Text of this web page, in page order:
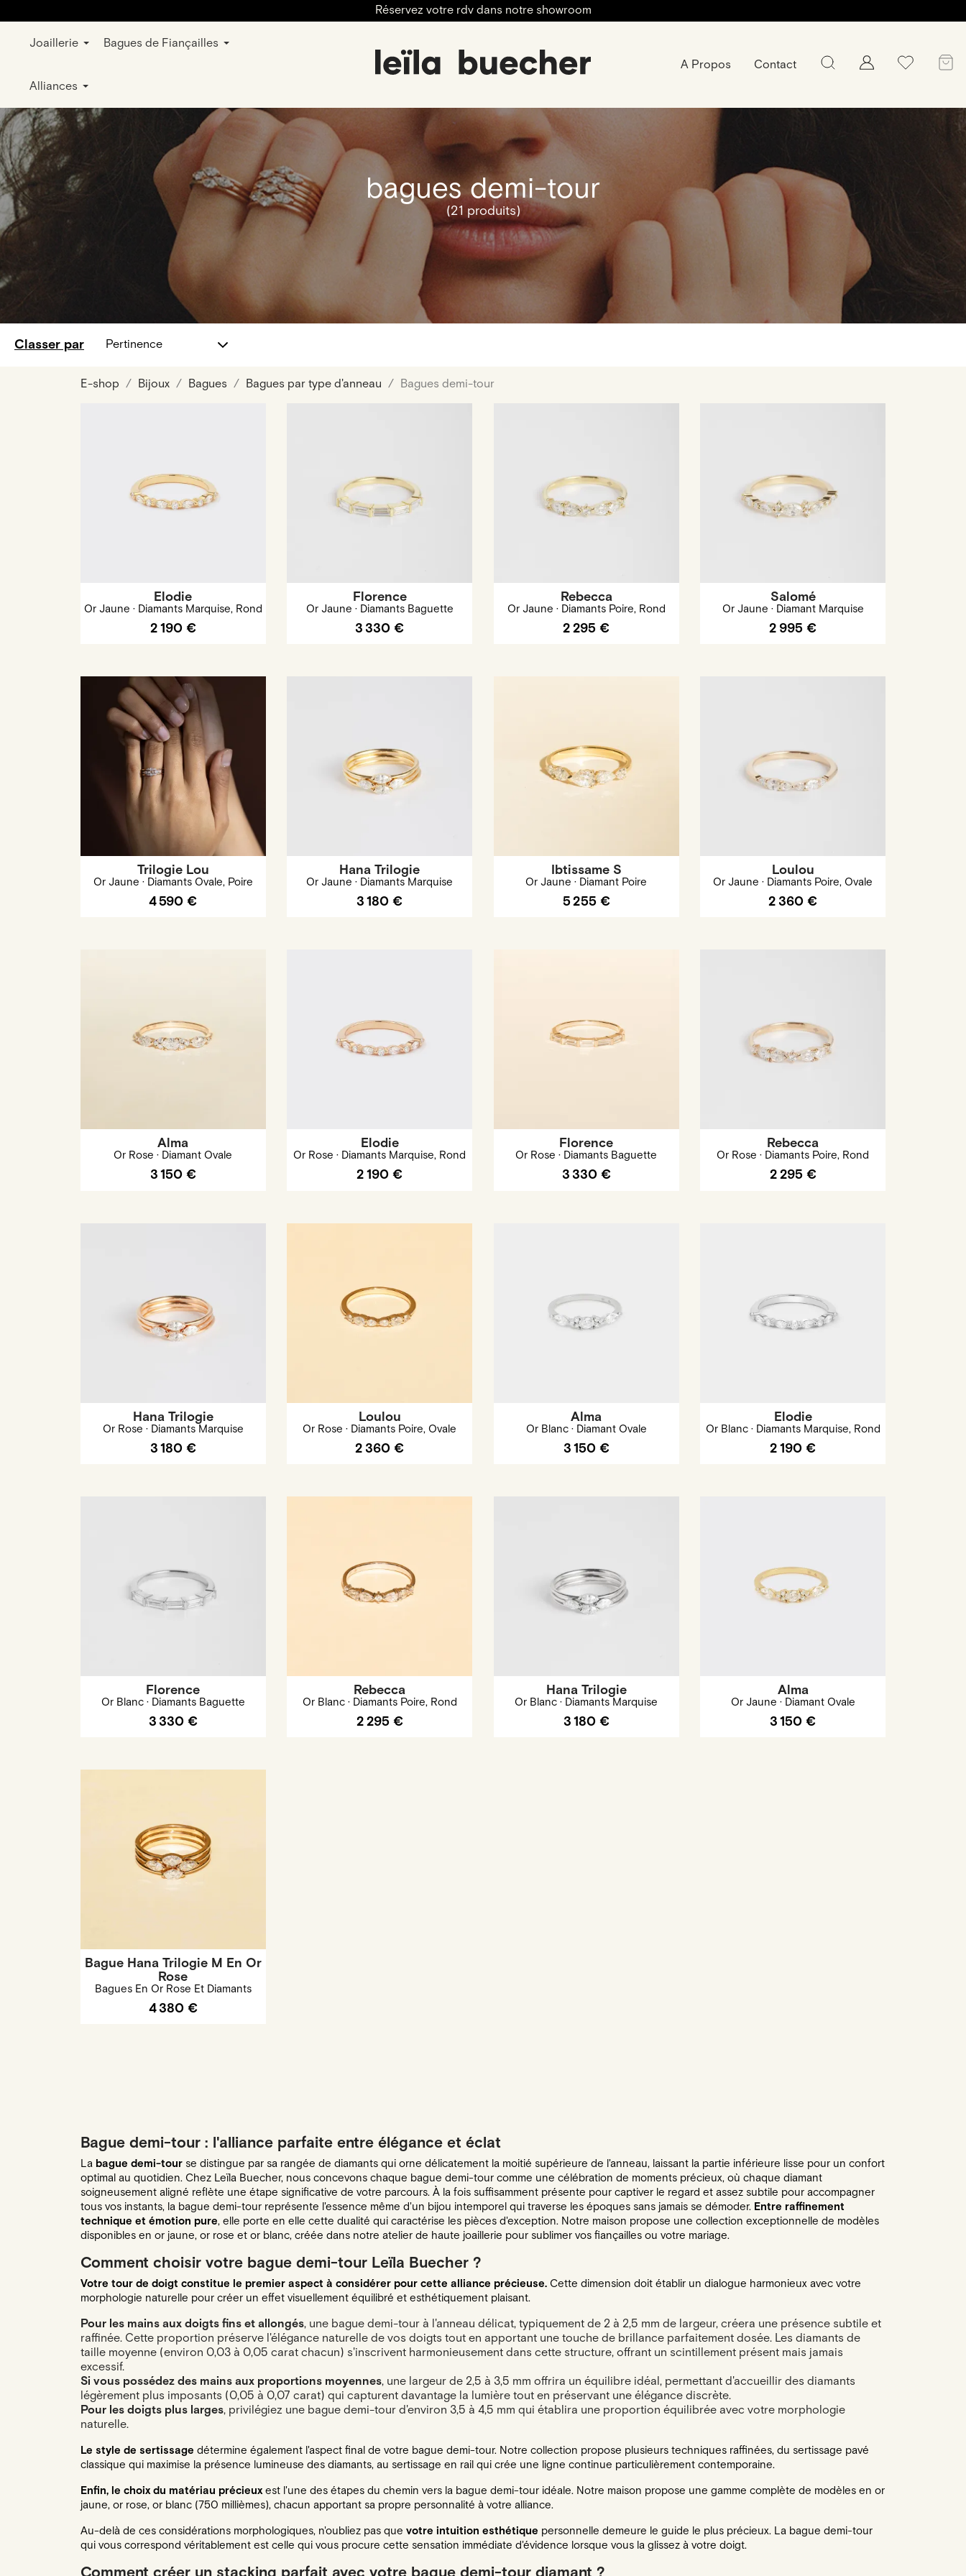
Réservez votre rdv dans notre showroom
Joaillerie Bagues de Fiançailles
Alliances
A Propos Contact
bagues demi-tour
(21 produits)
Classer par Pertinence
E-shop Bijoux Bagues Bagues par type d'anneau Bagues demi-tour
Elodie
Or Jaune · Diamants Marquise, Rond
2 190 €
Florence
Or Jaune · Diamants Baguette
3 330 €
Rebecca
Or Jaune · Diamants Poire, Rond
2 295 €
Salomé
Or Jaune · Diamant Marquise
2 995 €
Trilogie Lou
Or Jaune · Diamants Ovale, Poire
4 590 €
Hana Trilogie
Or Jaune · Diamants Marquise
3 180 €
Ibtissame S
Or Jaune · Diamant Poire
5 255 €
Loulou
Or Jaune · Diamants Poire, Ovale
2 360 €
Alma
Or Rose · Diamant Ovale
3 150 €
Elodie
Or Rose · Diamants Marquise, Rond
2 190 €
Florence
Or Rose · Diamants Baguette
3 330 €
Rebecca
Or Rose · Diamants Poire, Rond
2 295 €
Hana Trilogie
Or Rose · Diamants Marquise
3 180 €
Loulou
Or Rose · Diamants Poire, Ovale
2 360 €
Alma
Or Blanc · Diamant Ovale
3 150 €
Elodie
Or Blanc · Diamants Marquise, Rond
2 190 €
Florence
Or Blanc · Diamants Baguette
3 330 €
Rebecca
Or Blanc · Diamants Poire, Rond
2 295 €
Hana Trilogie
Or Blanc · Diamants Marquise
3 180 €
Alma
Or Jaune · Diamant Ovale
3 150 €
Bague Hana Trilogie M En Or
Rose
Bagues En Or Rose Et Diamants
4 380 €
Bague demi-tour : l'alliance parfaite entre élégance et éclat
La bague demi-tour se distingue par sa rangée de diamants qui orne délicatement la moitié supérieure de l'anneau, laissant la partie inférieure lisse pour un confort
optimal au quotidien. Chez Leïla Buecher, nous concevons chaque bague demi-tour comme une célébration de moments précieux, où chaque diamant
soigneusement aligné reflète une étape significative de votre parcours. À la fois suffisamment présente pour captiver le regard et assez subtile pour accompagner
tous vos instants, la bague demi-tour représente l'essence même d'un bijou intemporel qui traverse les époques sans jamais se démoder. Entre raffinement
technique et émotion pure, elle porte en elle cette dualité qui caractérise les pièces d'exception. Notre maison propose une collection exceptionnelle de modèles
disponibles en or jaune, or rose et or blanc, créée dans notre atelier de haute joaillerie pour sublimer vos fiançailles ou votre mariage.
Comment choisir votre bague demi-tour Leïla Buecher ?
Votre tour de doigt constitue le premier aspect à considérer pour cette alliance précieuse. Cette dimension doit établir un dialogue harmonieux avec votre
morphologie naturelle pour créer un effet visuellement équilibré et esthétiquement plaisant.
Pour les mains aux doigts fins et allongés, une bague demi-tour à l'anneau délicat, typiquement de 2 à 2,5 mm de largeur, créera une présence subtile et
raffinée. Cette proportion préserve l'élégance naturelle de vos doigts tout en apportant une touche de brillance parfaitement dosée. Les diamants de
taille moyenne (environ 0,03 à 0,05 carat chacun) s'inscrivent harmonieusement dans cette structure, offrant un scintillement présent mais jamais
excessif.
Si vous possédez des mains aux proportions moyennes, une largeur de 2,5 à 3,5 mm offrira un équilibre idéal, permettant d'accueillir des diamants
légèrement plus imposants (0,05 à 0,07 carat) qui capturent davantage la lumière tout en préservant une élégance discrète.
Pour les doigts plus larges, privilégiez une bague demi-tour d'environ 3,5 à 4,5 mm qui établira une proportion équilibrée avec votre morphologie
naturelle.
Le style de sertissage détermine également l'aspect final de votre bague demi-tour. Notre collection propose plusieurs techniques raffinées, du sertissage pavé
classique qui maximise la présence lumineuse des diamants, au sertissage en rail qui crée une ligne continue particulièrement contemporaine.
Enfin, le choix du matériau précieuxest l'une des étapes du chemin vers la bague demi-tour idéale. Notre maison propose une gamme complète de modèles en or
jaune, or rose, or blanc (750 millièmes), chacun apportant sa propre personnalité à votre alliance.
Au-delà de ces considérations morphologiques, n'oubliez pas que votre intuition esthétique personnelle demeure le guide le plus précieux. La bague demi-tour
qui vous correspond véritablement est celle qui vous procure cette sensation immédiate d'évidence lorsque vous la glissez à votre doigt.